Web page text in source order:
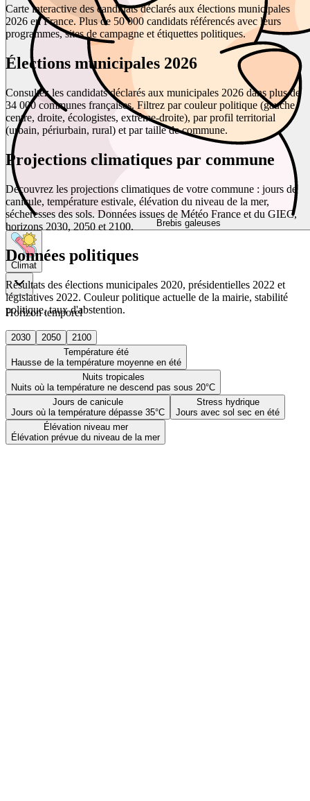
Brebis galeuses
Climat
Horizon temporel
2030 2050
2100
Température été
Hausse de la température moyenne en été
Nuits tropicales
Nuits où la température ne descend pas sous 20°C
Jours de canicule
Jours où la température dépasse 35°C
Stress hydrique
Jours avec sol sec en été
Élévation niveau mer
Élévation prévue du niveau de la mer
Carte interactive des candidats déclarés aux élections municipales
2026 en France. Plus de 50 000 candidats référencés avec leurs
programmes, sites de campagne et étiquettes politiques.
Élections municipales 2026
Consultez les candidats déclarés aux municipales 2026 dans plus de
34 000 communes françaises. Filtrez par couleur politique (gauche,
centre, droite, écologistes, extrême-droite), par profil territorial
(urbain, périurbain, rural) et par taille de commune.
Projections climatiques par commune
Découvrez les projections climatiques de votre commune : jours de
canicule, température estivale, élévation du niveau de la mer,
sécheresses des sols. Données issues de Météo France et du GIEC,
horizons 2030, 2050 et 2100.
Données politiques
Résultats des élections municipales 2020, présidentielles 2022 et
législatives 2022. Couleur politique actuelle de la mairie, stabilité
politique, taux d'abstention.